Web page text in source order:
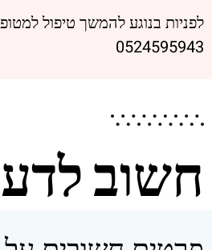
לפניות בנוגע להמשך טיפול
0524595943
חשוב